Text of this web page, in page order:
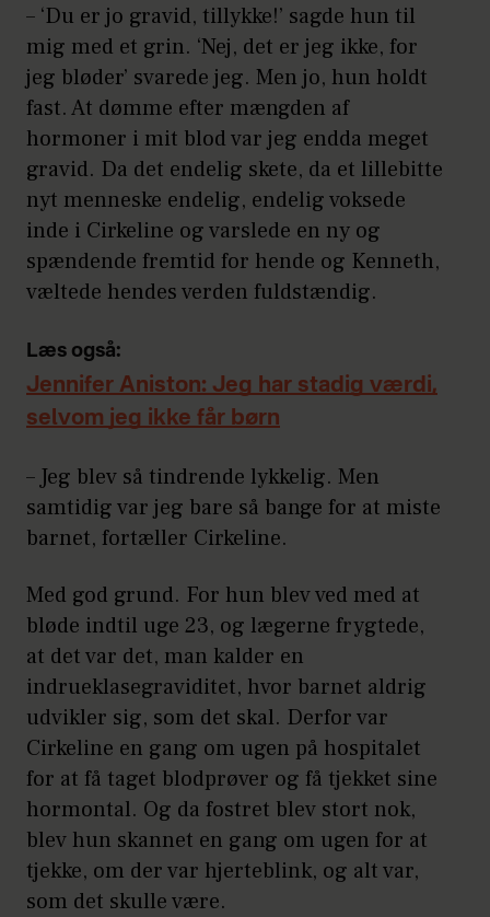
– ‘Du er jo gravid, tillykke!’ sagde hun til
mig med et grin. ‘Nej, det er jeg ikke, for
jeg bløder’ svarede jeg. Men jo, hun holdt
fast. At dømme efter mængden af
hormoner i mit blod var jeg endda meget
gravid. Da det endelig skete, da et lillebitte
nyt menneske endelig, endelig voksede
inde i Cirkeline og varslede en ny og
spændende fremtid for hende og Kenneth,
væltede hendes verden fuldstændig.
Læs også:
Jennifer Aniston: Jeg har stadig værdi,
selvom jeg ikke får børn
– Jeg blev så tindrende lykkelig. Men
samtidig var jeg bare så bange for at miste
barnet, fortæller Cirkeline.
Med god grund. For hun blev ved med at
bløde indtil uge 23, og lægerne frygtede,
at det var det, man kalder en
indrueklasegraviditet, hvor barnet aldrig
udvikler sig, som det skal. Derfor var
Cirkeline en gang om ugen på hospitalet
for at få taget blodprøver og få tjekket sine
hormontal. Og da fostret blev stort nok,
blev hun skannet en gang om ugen for at
tjekke, om der var hjerteblink, og alt var,
som det skulle være.